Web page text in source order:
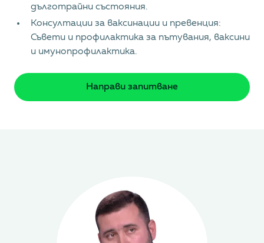
дълготрайни състояния.
Консултации за ваксинации и превенция:
Съвети и профилактика за пътувания, ваксини
и имунопрофилактика.
Направи запитване